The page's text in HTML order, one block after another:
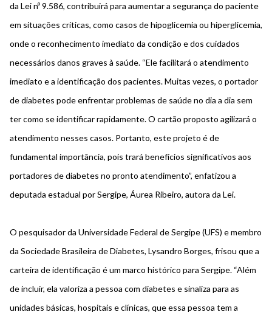
da Lei nº 9.586, contribuirá para aumentar a segurança do paciente
em situações críticas, como casos de hipoglicemia ou hiperglicemia,
onde o reconhecimento imediato da condição e dos cuidados
necessários danos graves à saúde. “Ele facilitará o atendimento
imediato e a identificação dos pacientes. Muitas vezes, o portador
de diabetes pode enfrentar problemas de saúde no dia a dia sem
ter como se identificar rapidamente. O cartão proposto agilizará o
atendimento nesses casos. Portanto, este projeto é de
fundamental importância, pois trará benefícios significativos aos
portadores de diabetes no pronto atendimento”, enfatizou a
deputada estadual por Sergipe, Áurea Ribeiro, autora da Lei.
O pesquisador da Universidade Federal de Sergipe (UFS) e membro
da Sociedade Brasileira de Diabetes, Lysandro Borges, frisou que a
carteira de identificação é um marco histórico para Sergipe. “Além
de incluir, ela valoriza a pessoa com diabetes e sinaliza para as
unidades básicas, hospitais e clínicas, que essa pessoa tem a